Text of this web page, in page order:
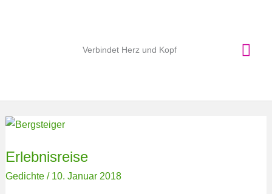
Verbindet Herz und Kopf
Erlebnisreise
Gedichte/ 10. Januar 2018
Erlebnisreise